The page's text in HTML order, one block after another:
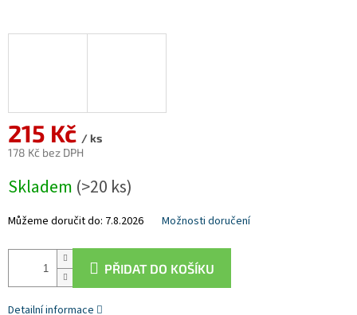
215 Kč / ks
178 Kč bez DPH
cena:
Skladem (>20 ks)
Můžeme doručit do: 7.8.2026 Možnosti doručení
PŘIDAT DO KOŠÍKU
Detailní informace